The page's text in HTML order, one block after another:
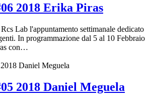
2018 Erika Piras
Lab l'appuntamento settimanale dedicato
In programmazione dal 5 al 10 Febbraio
con…
2018 Daniel Meguela